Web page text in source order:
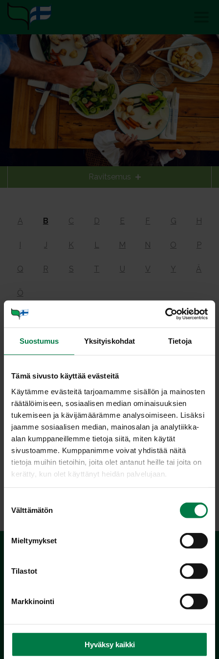
Suostumus Yksityiskohdat Tietoja
Tämä sivusto käyttää evästeitä
Käytämme evästeitä tarjoamamme sisällön ja mainosten
räätälöimiseen, sosiaalisen median ominaisuuksien
tukemiseen ja kävijämäärämme analysoimiseen. Lisäksi
jaamme sosiaalisen median, mainosalan ja analytiikka-
alan kumppaneillemme tietoja siitä, miten käytät
sivustoamme. Kumppanimme voivat yhdistää näitä
tietoja muihin tietoihin, joita olet antanut heille tai joita on
kerätty, kun olet käyttänyt heidän palvelujaan.
Välttämätön
Mieltymykset
Tilastot
Markkinointi
Hyväksy kaikki
Ravitsemus
A B C D E F G H
I J K L M N O P
Q R S T U V Y Ä
Ö
Ra­vit­se­mus­sa­nas­to
Bee­ta­ka­ro­tee­ni
Elimistö valmistaa beetakaroteenista tarvittaessa A-
vitamiinia. Beetakaroteeni on oranssinkeltainen väriaine,
joka antaa värin esim. porkkanalle ja muille
syvänkeltaisille ja kellanpunaisille vihanneksille, marjoille
ja hedelmille. Hyviä beetakaroteenin lähteitä ovat myös
vihreät kasvikset, joissa väri peittyy lehtivihreän alle.
Beetakaroteeni on hyvä antioksidantti.
Katsoantioksidantit.
Inhemska Trädgårdsprodukter
co MTK / Laatua Suomesta OY